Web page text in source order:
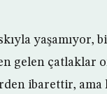
gelen çatlaklar
ibarettir,